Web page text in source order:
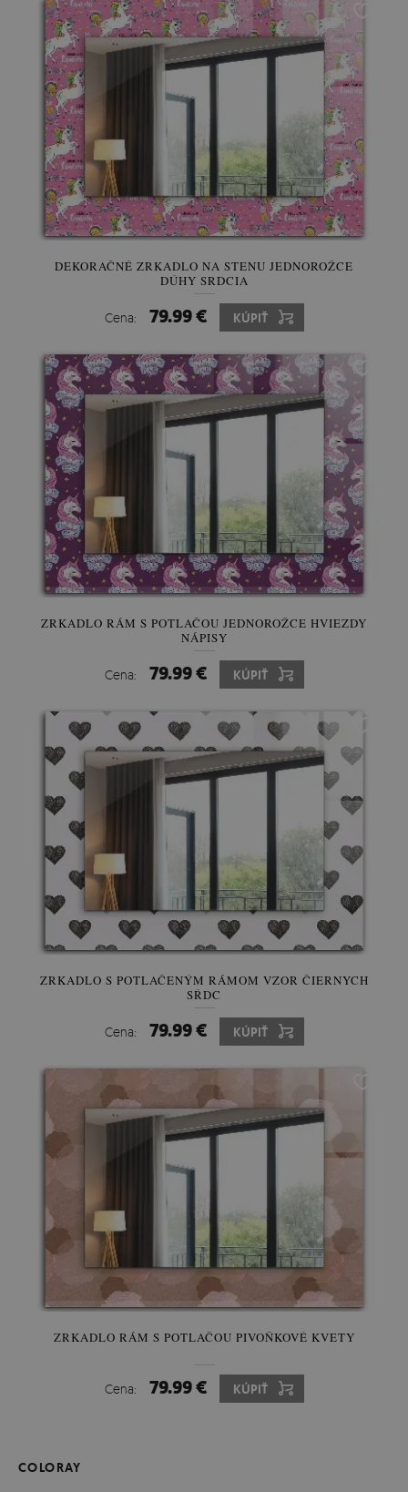
DEKORAČNÉ ZRKADLO NA STENU JEDNOROŽCE
DÚHY SRDCIA
Cena: 79.99 € KÚPIŤ
ZRKADLO RÁM S POTLAČOU JEDNOROŽCE HVIEZDY
NÁPISY
Cena: 79.99 € KÚPIŤ
ZRKADLO S POTLAČENÝM RÁMOM VZOR ČIERNYCH
SŔDC
Cena: 79.99 € KÚPIŤ
ZRKADLO RÁM S POTLAČOU PIVOŇKOVÉ KVETY
Cena: 79.99 € KÚPIŤ
COLORAY